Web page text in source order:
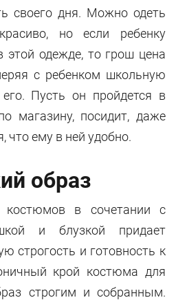
своего дня. Можно одеть
но если ребенку
этой одежде, то грош цена
с ребенком школьную
Пусть он пройдется в
магазину, посидит, даже
что ему в ней удобно.
образ
костюмов в сочетании с
и блузкой придает
строгость и готовность к
крой костюма для
строгим и собранным.